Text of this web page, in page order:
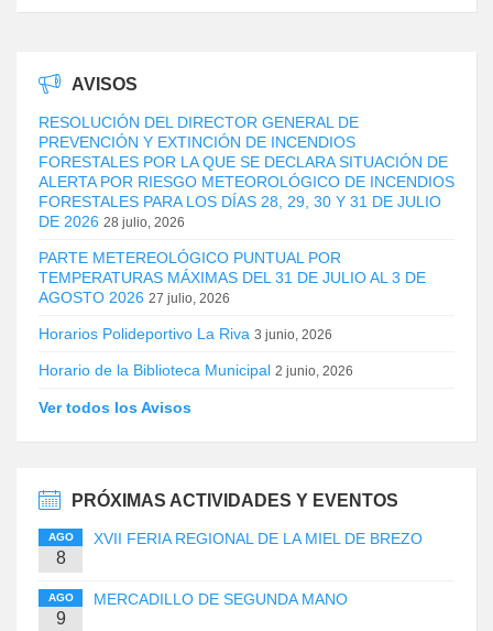
AVISOS
RESOLUCIÓN DEL DIRECTOR GENERAL DE
PREVENCIÓN Y EXTINCIÓN DE INCENDIOS
FORESTALES POR LA QUE SE DECLARA SITUACIÓN DE
ALERTA POR RIESGO METEOROLÓGICO DE INCENDIOS
FORESTALES PARA LOS DÍAS 28, 29, 30 Y 31 DE JULIO
DE 2026 28 julio, 2026
PARTE METEREOLÓGICO PUNTUAL POR
TEMPERATURAS MÁXIMAS DEL 31 DE JULIO AL 3 DE
AGOSTO 2026 27 julio, 2026
Horarios Polideportivo La Riva 3 junio, 2026
Horario de la Biblioteca Municipal 2 junio, 2026
Ver todos los Avisos
PRÓXIMAS ACTIVIDADES Y EVENTOS
AGO
8
XVII FERIA REGIONAL DE LA MIEL DE BREZO
AGO
9
MERCADILLO DE SEGUNDA MANO